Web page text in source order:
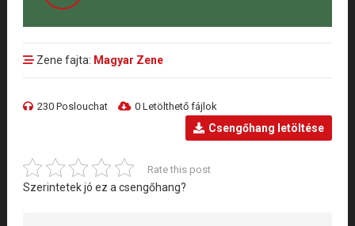
Zene fajta: Magyar Zene
230 Poslouchat 0 Letölthető fájlok
Csengőhang letöltése
Rate this post
Szerintetek jó ez a csengőhang?